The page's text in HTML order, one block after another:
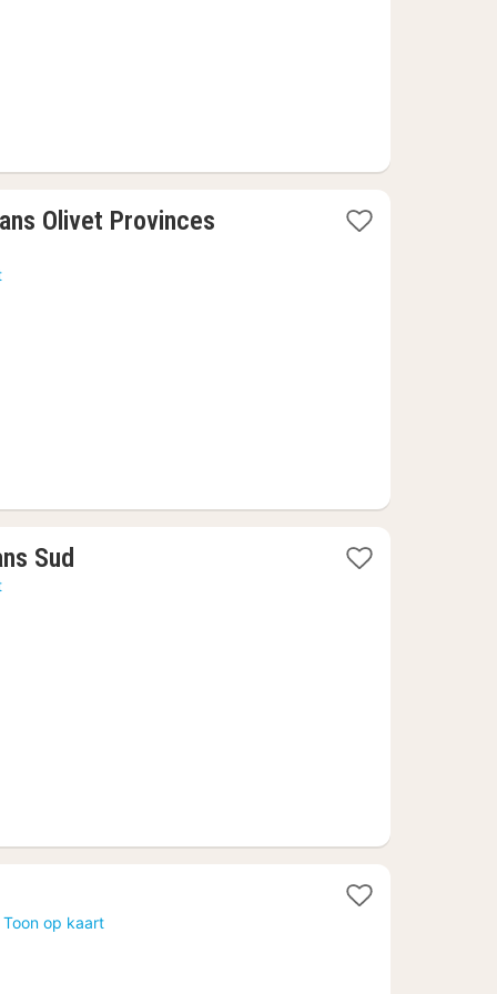
Olivet Provinces
Sud
Toon op kaart